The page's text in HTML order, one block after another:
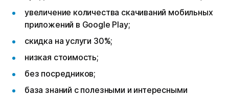
увеличение количества скачиваний мобильных
приложений в Google Play;
скидка на услуги 30%;
низкая стоимость;
без посредников;
база знаний с полезными и интересными